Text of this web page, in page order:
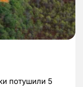
потушили 5